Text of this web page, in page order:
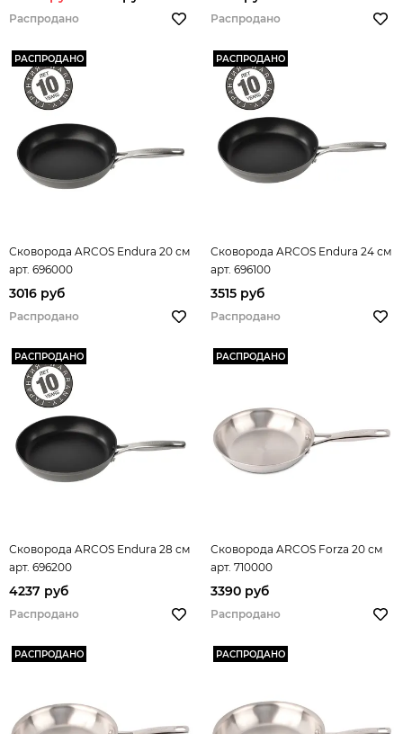
Распродано Распродано
РАСПРОДАНО
Сковорода ARCOS Endura 20 см
арт. 696000
3016 руб
Распродано
РАСПРОДАНО
Сковорода ARCOS Endura 24 см
арт. 696100
3515 руб
Распродано
РАСПРОДАНО
Сковорода ARCOS Endura 28 см
арт. 696200
4237 руб
Распродано
РАСПРОДАНО
Сковорода ARCOS Forza 20 см
арт. 710000
3390 руб
Распродано
РАСПРОДАНО РАСПРОДАНО